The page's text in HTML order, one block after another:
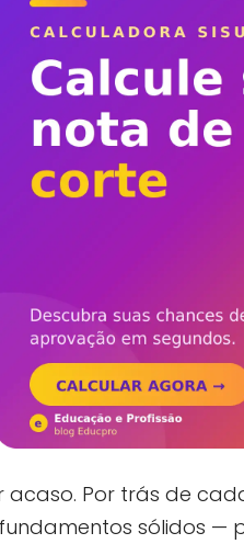
acaso. Por trás de
sólidos —